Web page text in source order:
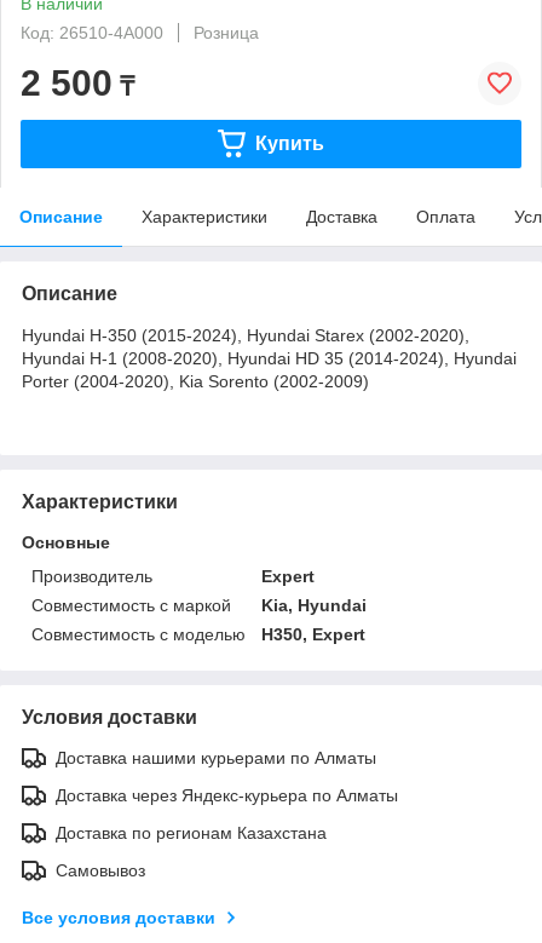
Код: 26510-4A000
Розница
2 500 ₸
Купить
Описание Характеристики Доставка Оплата
Описание
Hyundai H-350 (2015-2024), Hyundai Starex (2002-2020),
Hyundai H-1 (2008-2020), Hyundai HD 35 (2014-2024), Hyundai
Porter (2004-2020), Kia Sorento (2002-2009)
Характеристики
Основные
Производитель
Expert
Совместимость с маркой
Kia, Hyundai
Совместимость с моделью
H350, Expert
Условия доставки
Доставка нашими курьерами по Алматы
Доставка через Яндекс-курьера по Алматы
Доставка по регионам Казахстана
Самовывоз
Все условия доставки